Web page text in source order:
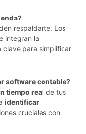
respaldarte. Los
integran la
clave para simplificar
software contable?
tiempo real de tus
identificar
cruciales con